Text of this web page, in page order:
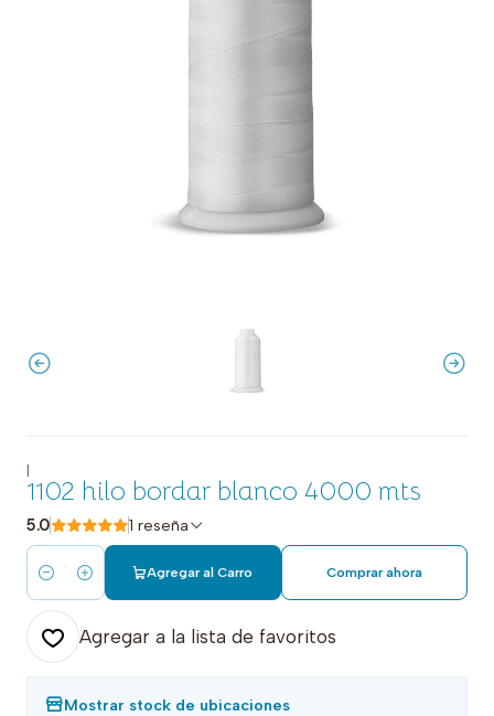
|
1102 hilo bordar blanco 4000 mts
5.0 1 reseña
Cantidad
Agregar al Carro Comprar ahora
Agregar a la lista de favoritos
Mostrar stock de ubicaciones